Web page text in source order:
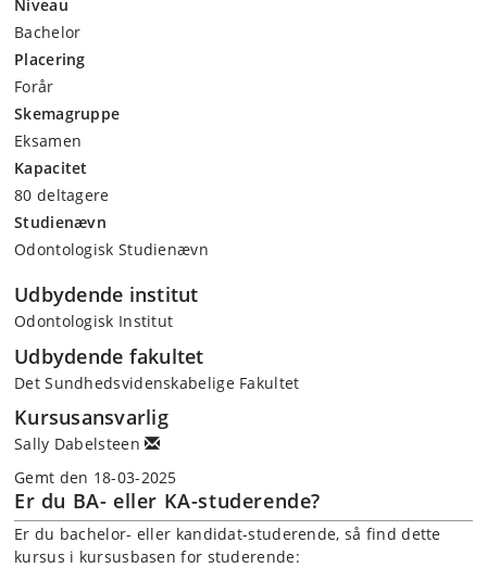
Niveau
Bachelor
Placering
Forår
Skemagruppe
Eksamen
Kapacitet
80 deltagere
Studienævn
Odontologisk Studienævn
Udbydende institut
Odontologisk Institut
Udbydende fakultet
Det Sundhedsvidenskabelige Fakultet
Kursusansvarlig
Sally Dabelsteen
Gemt den 18-03-2025
Er du BA- eller KA-studerende?
Er du bachelor- eller kandidat-studerende, så find dette
kursus i kursusbasen for studerende: